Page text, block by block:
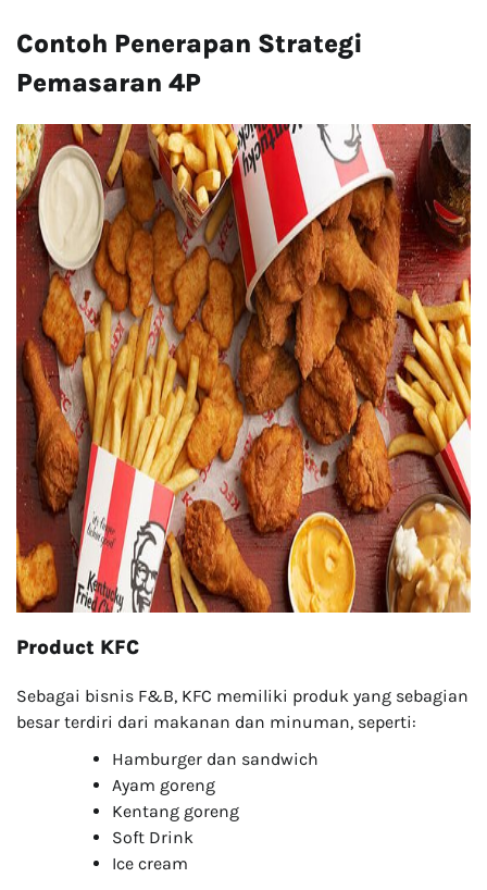
Contoh Penerapan Strategi
Pemasaran 4P
Product KFC
Sebagai bisnis F&B, KFC memiliki produk yang sebagian
besar terdiri dari makanan dan minuman, seperti:
Hamburger dan sandwich
Ayam goreng
Kentang goreng
Soft Drink
Ice cream